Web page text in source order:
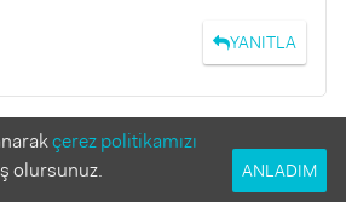
YANITLA
çerez politikamızı
olursunuz.
ANLADIM